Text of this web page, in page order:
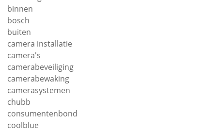
binnen
bosch
buiten
camera installatie
camera's
camerabeveiliging
camerabewaking
camerasystemen
chubb
consumentenbond
coolblue